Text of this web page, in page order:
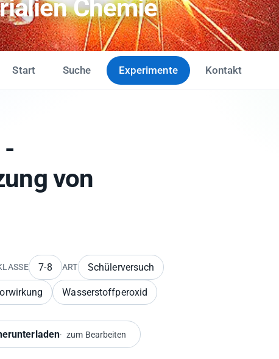
Chemie
Start Suche Experimente Kontakt
von
7-8 ART Schülerversuch
Wasserstoffperoxid
zum Bearbeiten